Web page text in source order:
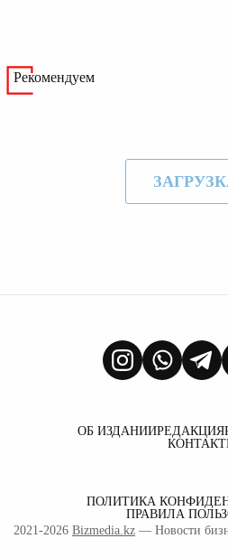
Рекомендуем
ОБ ИЗДАНИИРЕДАКЦИЯ
ПОЛИТИКА
ПРАВИЛА
2021-2026 Bizmedia.kz — Новости